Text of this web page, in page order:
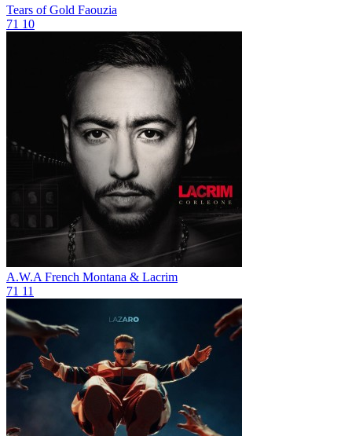
Tears of Gold Faouzia
71 10
A.W.A French Montana & Lacrim
71 11